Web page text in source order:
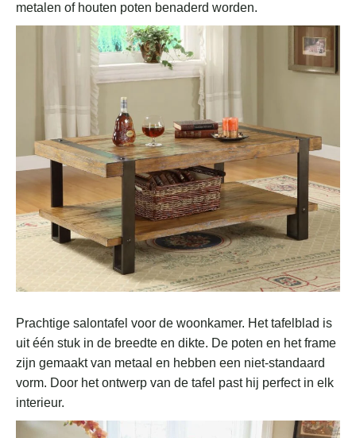
metalen of houten poten benaderd worden.
Prachtige salontafel voor de woonkamer. Het tafelblad is
uit één stuk in de breedte en dikte. De poten en het frame
zijn gemaakt van metaal en hebben een niet-standaard
vorm. Door het ontwerp van de tafel past hij perfect in elk
interieur.